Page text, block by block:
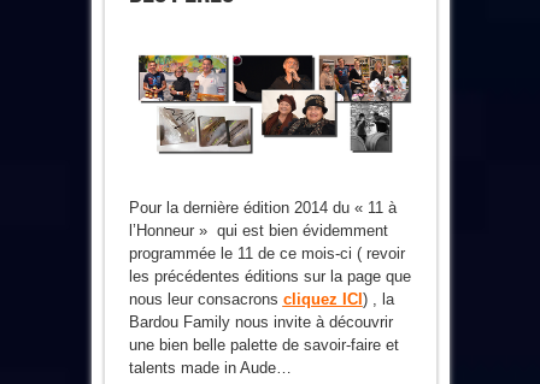
Pour la dernière édition 2014 du « 11 à
l’Honneur » qui est bien évidemment
programmée le 11 de ce mois-ci ( revoir
les précédentes éditions sur la page que
nous leur consacrons cliquez ICI) , la
Bardou Family nous invite à découvrir
une bien belle palette de savoir-faire et
talents made in Aude…